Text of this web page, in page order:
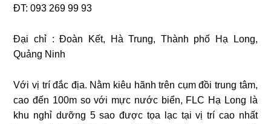
ĐT:093 269 99 93
Đại chỉ :Đoàn Kết, Hà Trung, Thành phố Hạ Long,
Quảng Ninh
Với vị trí đắc địa. Nằm kiêu hãnh trên cụm đồi trung tâm,
cao đến 100m so với mực nước biển, FLC Hạ Long là
khu nghỉ dưỡng 5 sao được tọa lạc tại vị trí cao nhất